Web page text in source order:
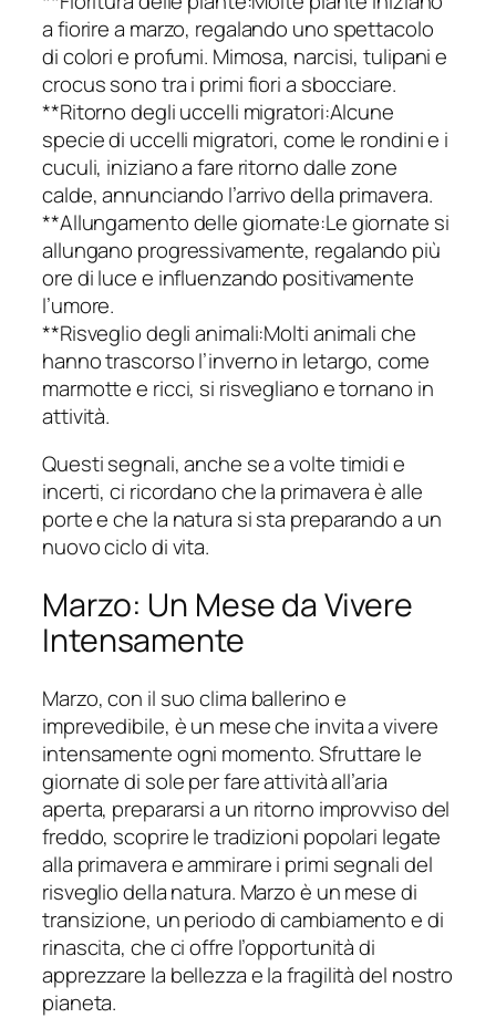
a fiorire a marzo, regalando uno spettacolo
di colori e profumi. Mimosa, narcisi, tulipani e
crocus sono tra i primi fiori a sbocciare.
**Ritorno degli uccelli migratori:Alcune
specie di uccelli migratori, come le rondini e i
cuculi, iniziano a fare ritorno dalle zone
calde, annunciando l’arrivo della primavera.
**Allungamento delle giornate:Le giornate si
allungano progressivamente, regalando più
ore di luce e influenzando positivamente
l’umore.
**Risveglio degli animali:Molti animali che
hanno trascorso l’inverno in letargo, come
marmotte e ricci, si risvegliano e tornano in
attività.
Questi segnali, anche se a volte timidi e
incerti, ci ricordano che la primavera è alle
porte e che la natura si sta preparando a un
nuovo ciclo di vita.
Marzo: Un Mese da Vivere
Intensamente
Marzo, con il suo clima ballerino e
imprevedibile, è un mese che invita a vivere
intensamente ogni momento. Sfruttare le
giornate di sole per fare attività all’aria
aperta, prepararsi a un ritorno improvviso del
freddo, scoprire le tradizioni popolari legate
alla primavera e ammirare i primi segnali del
risveglio della natura. Marzo è un mese di
transizione, un periodo di cambiamento e di
rinascita, che ci offre l’opportunità di
apprezzare la bellezza e la fragilità del nostro
pianeta.